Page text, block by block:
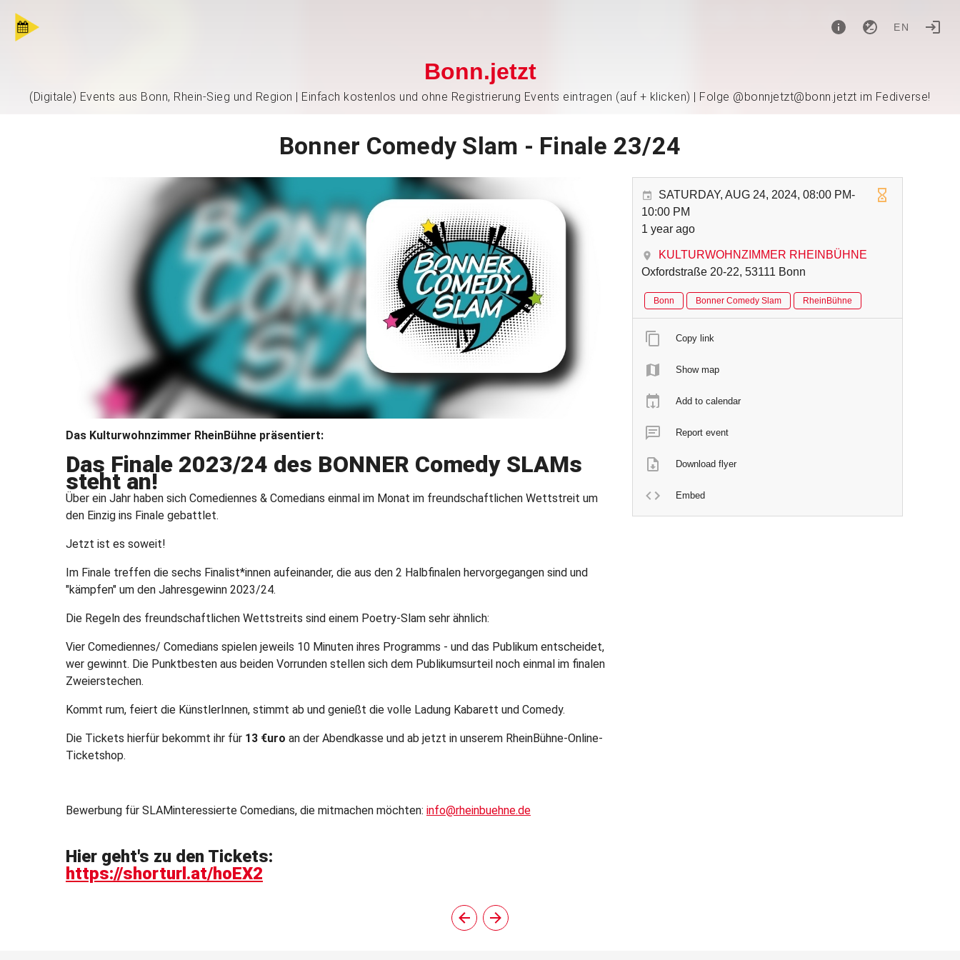
EN
Bonn.jetzt
(Digitale) Events aus Bonn, Rhein-Sieg und Region | Einfach kostenlos und ohne Registrierung Events eintragen (auf + klicken) | Folge @bonnjetzt@bonn.jetzt im Fediverse!
Bonner Comedy Slam - Finale 23/24
Das Kulturwohnzimmer RheinBühne präsentiert:
Das Finale 2023/24 des BONNER Comedy SLAMs
steht an!
Über ein Jahr haben sich Comediennes & Comedians einmal im Monat im freundschaftlichen Wettstreit um
den Einzig ins Finale gebattlet.
Jetzt ist es soweit!
Im Finale treffen die sechs Finalist*innen aufeinander, die aus den 2 Halbfinalen hervorgegangen sind und
"kämpfen" um den Jahresgewinn 2023/24.
Die Regeln des freundschaftlichen Wettstreits sind einem Poetry-Slam sehr ähnlich:
Vier Comediennes/ Comedians spielen jeweils 10 Minuten ihres Programms - und das Publikum entscheidet,
wer gewinnt. Die Punktbesten aus beiden Vorrunden stellen sich dem Publikumsurteil noch einmal im finalen
Zweierstechen.
Kommt rum, feiert die KünstlerInnen, stimmt ab und genießt die volle Ladung Kabarett und Comedy.
Die Tickets hierfür bekommt ihr für 13 €uro an der Abendkasse und ab jetzt in unserem RheinBühne-Online-
Ticketshop.
Bewerbung für SLAMinteressierte Comedians, die mitmachen möchten: info@rheinbuehne.de
Hier geht's zu den Tickets:
https://shorturl.at/hoEX2
SATURDAY, AUG 24, 2024, 08:00 PM-
10:00 PM
1 year ago
KULTURWOHNZIMMER RHEINBÜHNE
Oxfordstraße 20-22, 53111 Bonn
Bonn Bonner Comedy Slam RheinBühne
Copy link
Show map
Add to calendar
Report event
Download flyer
Embed